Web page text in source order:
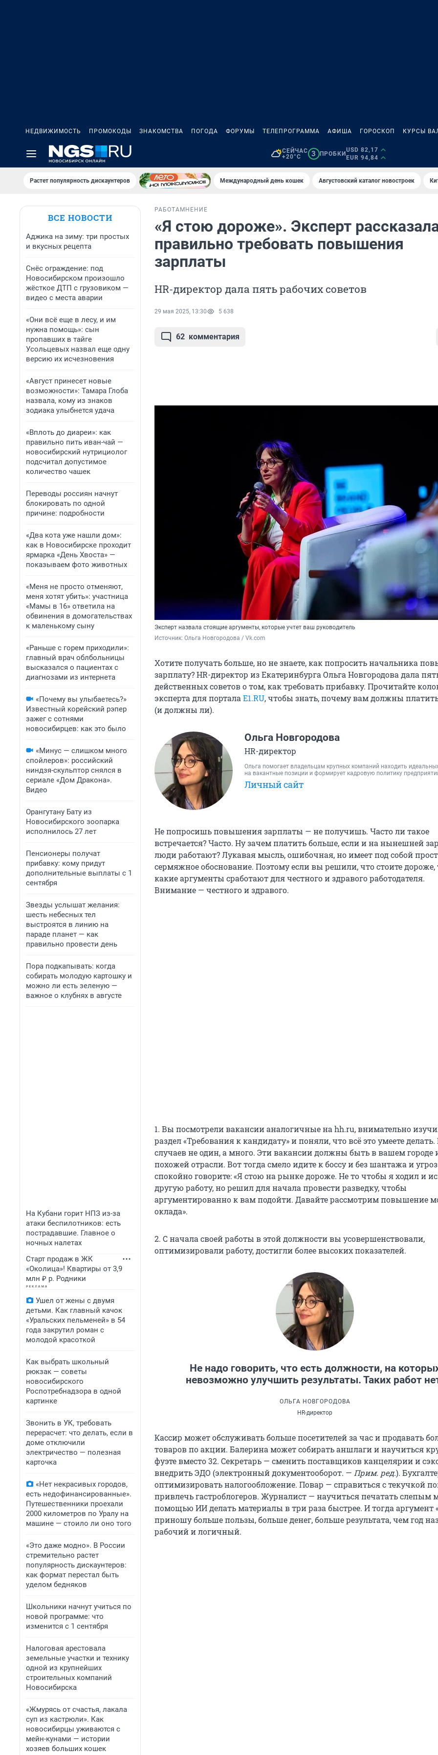
НЕДВИЖИМОСТЬ ПРОМОКОДЫ ЗНАКОМСТВА ПОГОДА ФОРУМЫ ТЕЛЕПРОГРАММА АФИША ГОРОСКОП КУРСЫ
СЕЙЧАС
+20°C
3 ПРОБКИ
USD 82,17
EUR 94,84
Растет популярность дискаунтеров Международный день кошек Августовский каталог новостроек
ВСЕ НОВОСТИ
Аджика на зиму: три простых
и вкусных рецепта
Снёс ограждение: под
Новосибирском произошло
жёсткое ДТП с грузовиком —
видео с места аварии
«Они всё еще в лесу, и им
нужна помощь»: сын
пропавших в тайге
Усольцевых назвал еще одну
версию их исчезновения
«Август принесет новые
возможности»: Тамара Глоба
назвала, кому из знаков
зодиака улыбнется удача
«Вплоть до диареи»: как
правильно пить иван-чай —
новосибирский нутрициолог
подсчитал допустимое
количество чашек
Переводы россиян начнут
блокировать по одной
причине: подробности
«Два кота уже нашли дом»:
как в Новосибирске проходит
ярмарка «День Хвоста» —
показываем фото животных
«Меня не просто отменяют,
меня хотят убить»: участница
«Мамы в 16» ответила на
обвинения в домогательствах
к маленькому сыну
«Раньше с горем приходили»:
главный врач облбольницы
высказался о пациентах с
диагнозами из интернета
«Почему вы улыбаетесь?»
Известный корейский рэпер
зажег с сотнями
новосибирцев: как это было
«Минус — слишком много
спойлеров»: российский
ниндзя-скульптор снялся в
сериале «Дом Дракона».
Видео
Орангутану Бату из
Новосибирского зоопарка
исполнилось 27 лет
Пенсионеры получат
прибавку: кому придут
дополнительные выплаты с 1
сентября
Звезды услышат желания:
шесть небесных тел
выстроятся в линию на
параде планет — как
правильно провести день
Пора подкапывать: когда
собирать молодую картошку и
можно ли есть зеленую —
важное о клубнях в августе
На Кубани горит НПЗ из-за
атаки беспилотников: есть
пострадавшие. Главное о
ночных налетах
Старт продаж в ЖК
«Околица»! Квартиры от 3,9
млн ₽ р. Родники
Ушел от жены с двумя
детьми. Как главный качок
«Уральских пельменей» в 54
года закрутил роман с
молодой красоткой
Как выбрать школьный
рюкзак — советы
новосибирского
Роспотребнадзора в одной
картинке
Звонить в УК, требовать
перерасчет: что делать, если в
доме отключили
электричество — полезная
карточка
«Нет некрасивых городов,
есть недофинансированные».
Путешественники проехали
2000 километров по Уралу на
машине — стоило ли оно того
«Это даже модно». В России
стремительно растет
популярность дискаунтеров:
как формат перестал быть
уделом бедняков
Школьники начнут учиться по
новой программе: что
изменится с 1 сентября
Налоговая арестовала
земельные участки и технику
одной из крупнейших
строительных компаний
Новосибирска
«Жмурясь от счастья, лакала
суп из кастрюли». Как
новосибирцы уживаются с
мейн-кунами — истории
хозяев больших кошек
РАБОТА МНЕНИЕ
«Я стою дороже». Эксперт
правильно требовать повышения
зарплаты
HR-директор дала пять рабочих советов
29 мая 2025, 13:30 5 638
62 комментария
Эксперт назвала стоящие аргументы, которые учтет ваш руководитель
Источник: Ольга Новгородова / Vk.com
Хотите получать больше, но не знаете, как попросить начальника
зарплату? HR-директор из Екатеринбурга Ольга Новгородова дала
действенных советов о том, как требовать прибавку. Прочитайте
эксперта для портала E1.RU, чтобы знать, почему вам должны
(и должны ли).
Ольга Новгородова
HR-директор
Ольга помогает владельцам крупных компаний находить
на вакантные позиции и формирует кадровую политику
Личный сайт
Не попросишь повышения зарплаты — не получишь. Часто ли такое
встречается? Часто. Ну зачем платить больше, если и на нынешней
люди работают? Лукавая мысль, ошибочная, но имеет под собой
сермяжное обоснование. Поэтому если вы решили, что стоите дороже,
какие аргументы сработают для честного и здравого работодателя.
Внимание — честного и здравого.
1. Вы посмотрели вакансии аналогичные на hh.ru, внимательно
раздел «Требования к кандидату» и поняли, что всё это умеете
случаев не один, а много. Эти вакансии должны быть в вашем городе
похожей отрасли. Вот тогда смело идите к боссу и без шантажа и угроз
спокойно говорите: «Я стою на рынке дороже. Не то чтобы я ходил и
другую работу, но решил для начала провести разведку, чтобы
аргументированно к вам подойти. Давайте рассмотрим повышение
оклада».
2. С начала своей работы в этой должности вы усовершенствовали,
оптимизировали работу, достигли более высоких показателей.
Не надо говорить, что есть должности, на
невозможно улучшить результаты. Таких работ
ОЛЬГА НОВГОРОДОВА
HR-директор
Кассир может обслуживать больше посетителей за час и продавать
товаров по акции. Балерина может собирать аншлаги и научиться
фуэте вместо 32. Секретарь — сменить поставщиков канцелярии и
внедрить ЭДО (электронный документооборот. — Прим. ред.).
оптимизировать налогообложение. Повар — справиться с текучкой
привлечь гастроблогеров. Журналист — научиться печатать слепым
помощью ИИ делать материалы в три раза быстрее. И тогда аргумент
приношу больше пользы, больше денег, больше результата, чем год
рабочий и логичный.